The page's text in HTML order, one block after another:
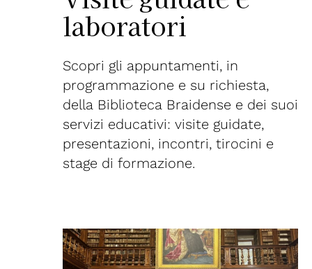
laboratori
Scopri gli appuntamenti, in
programmazione e su richiesta,
della Biblioteca Braidense e dei suoi
servizi educativi: visite guidate,
presentazioni, incontri, tirocini e
stage di formazione.